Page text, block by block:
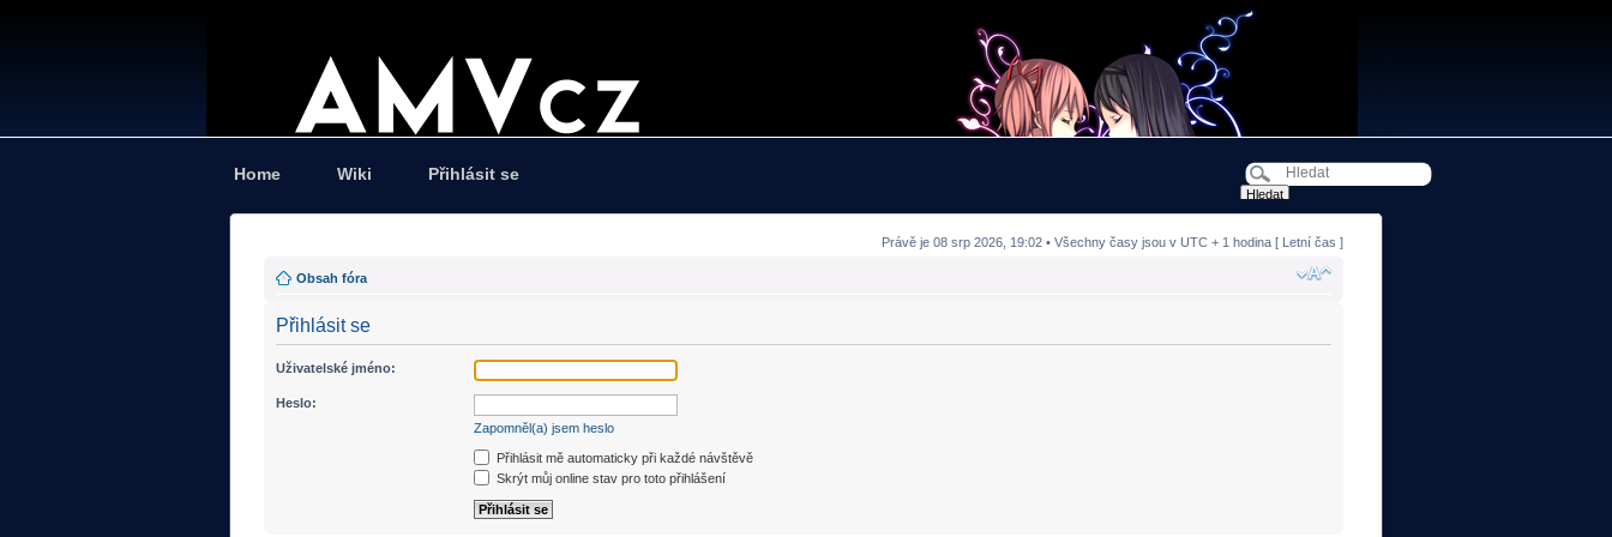
Home Wiki Přihlásit se
Právě je 08 srp 2026, 19:02 • Všechny časy jsou v UTC + 1 hodina [ Letní čas ]
Obsah fóra
Přihlásit se
Uživatelské jméno:
Heslo:
Zapomněl(a) jsem heslo
Přihlásit mě automaticky při každé návštěvě
Skrýt můj online stav pro toto přihlášení